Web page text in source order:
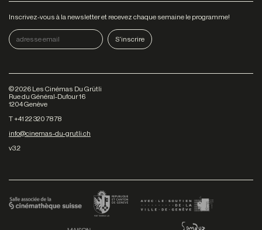
Inscrivez-vous à la newsletter et recevez chaque semaine le programme!
©2026 Les Cinémas Du Grütli
Rue du Général-Dufour 16
1204 Genève
T +41 22 320 78 78
info@cinemas-du-grutli.ch
v3.2